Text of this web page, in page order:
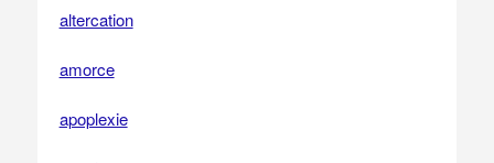
altercation
amorce
apoplexie